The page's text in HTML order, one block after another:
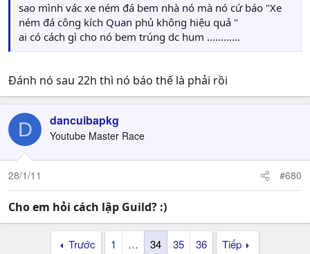
sao mình vác xe ném đá bem nhà nó mà nó cứ báo "Xe
ném đá công kích Quan phủ không hiệu quả "
ai có cách gì cho nó bem trúng dc hum ............
Đánh nó sau 22h thì nó báo thế là phải rồi
D dancuibapkg
Youtube Master Race
28/1/11 #680
Cho em hỏi cách lập Guild? :)
Trước 1 … 34 35 36 Tiếp